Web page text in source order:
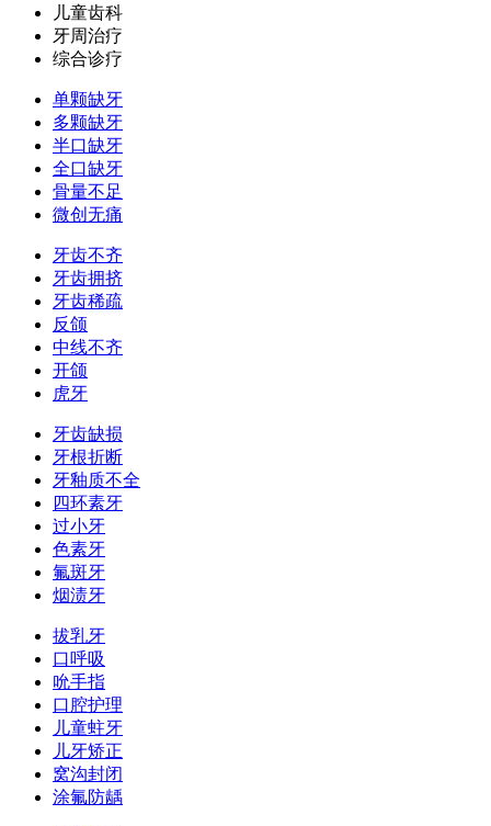
儿童齿科
牙周治疗
综合诊疗
单颗缺牙
多颗缺牙
半口缺牙
全口缺牙
骨量不足
微创无痛
牙齿不齐
牙齿拥挤
牙齿稀疏
反颌
中线不齐
开颌
虎牙
牙齿缺损
牙根折断
牙釉质不全
四环素牙
过小牙
色素牙
氟斑牙
烟渍牙
拔乳牙
口呼吸
吮手指
口腔护理
儿童蛀牙
儿牙矫正
窝沟封闭
涂氟防龋